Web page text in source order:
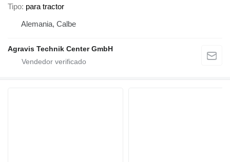
Tipo para tractor
Alemania, Calbe
Agravis Technik Center GmbH